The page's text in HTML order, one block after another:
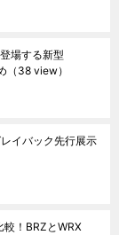
場する新型
（38 view）
イバック先行展示
！BRZとWRX